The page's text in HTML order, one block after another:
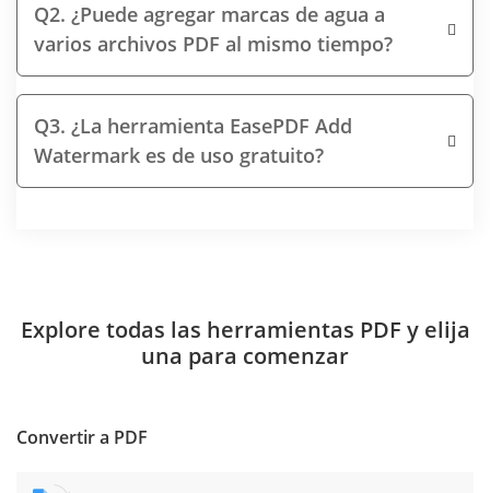
Q2. ¿Puede agregar marcas de agua a
varios archivos PDF al mismo tiempo?
Q3. ¿La herramienta EasePDF Add
Watermark es de uso gratuito?
Explore todas las herramientas PDF y elija
una para comenzar
Convertir a PDF